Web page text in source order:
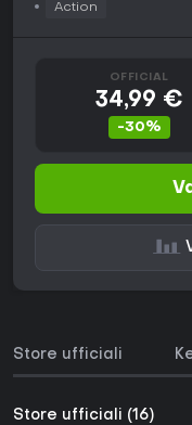
Action
OFFICIAL
34,99 €
-30%
Store ufficiali
Store ufficiali (16)